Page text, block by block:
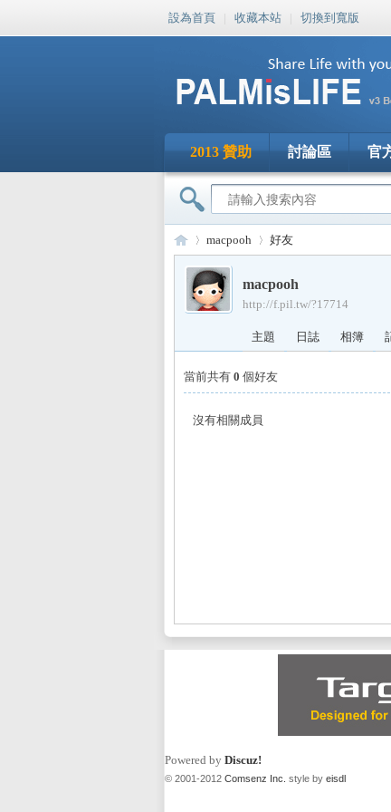
設為首頁 | 收藏本站 | 切換到寬版
2013 贊助 討論區 官
PA›
macpooh 好友
macpooh
http://f.pil.tw/?17714
主題 日誌 相簿
當前共有 0 個好友
沒有相關成員
Powered by Discuz!
© 2001-2012 Comsenz Inc. style by eisdl